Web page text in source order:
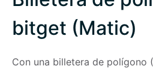
繁體中文
Português (Portugal)
Bahasa Indonesia
हिन्दी
bitget (Matic)
Con una billetera de polígono